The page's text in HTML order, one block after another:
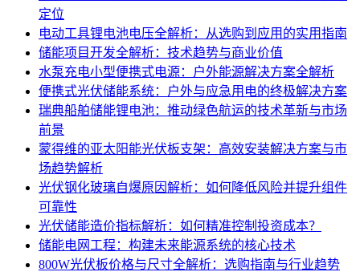
定位
电动工具锂电池电压全解析：从选购到应用的实用指南
储能项目开发全解析：技术趋势与商业价值
水泵充电小型便携式电源：户外能源解决方案全解析
便携式光伏储能系统：户外与应急用电的终极解决方案
瑞典船舶储能锂电池：推动绿色航运的技术革新与市场
前景
蒙得维的亚太阳能光伏板支架：高效安装解决方案与市
场趋势解析
光伏钢化玻璃自爆原因解析：如何降低风险并提升组件
可靠性
光伏储能造价指标解析：如何精准控制投资成本？
储能电网工程：构建未来能源系统的核心技术
800W光伏板价格与尺寸全解析：选购指南与行业趋势